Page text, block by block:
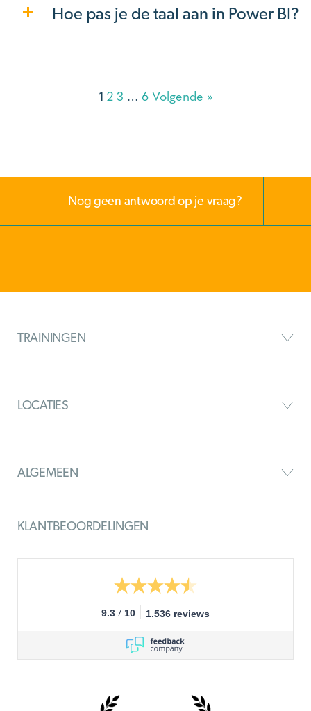
Hoe pas je de taal aan in Power BI?
1 2 3 … 6 Volgende »
Nog geen antwoord op je vraag?
TRAININGEN
LOCATIES
ALGEMEEN
KLANTBEOORDELINGEN
9.3 / 10 1.536 reviews